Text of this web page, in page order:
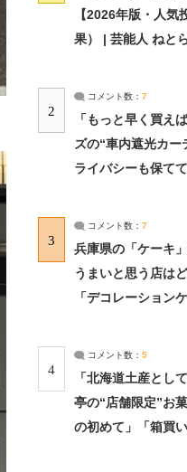
【2026年版・人気
果） | 芸能人 ねと
2
コメント数： 7
「もっと早く買
ズの“車内遮光カ
ライバシーも保て
3
コメント数： 7
兵庫県の「ケーキ
うまいと思う店は
「デコレーション
4
コメント数： 5
「北海道土産とし
亭の“店舗限定”お
の初めて」「箱買